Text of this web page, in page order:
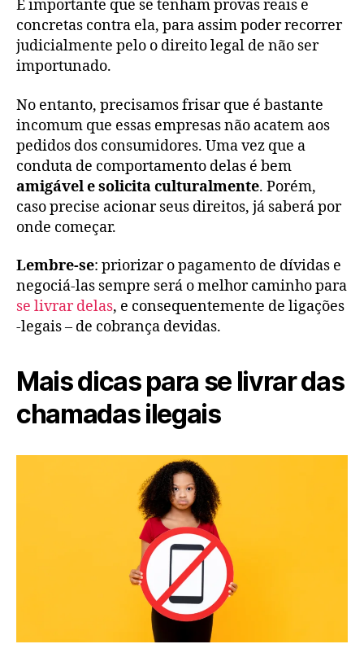
É importante que se tenham provas reais e
concretas contra ela, para assim poder recorrer
judicialmente pelo o direito legal de não ser
importunado.
No entanto, precisamos frisar que é bastante
incomum que essas empresas não acatem aos
pedidos dos consumidores. Uma vez que a
conduta de comportamento delas é bem
amigável e solicita culturalmente. Porém,
caso precise acionar seus direitos, já saberá por
onde começar.
Lembre-se: priorizar o pagamento de dívidas e
negociá-las sempre será o melhor caminho para
se livrar delas, e consequentemente de ligações
-legais – de cobrança devidas.
Mais dicas para se livrar das
chamadas ilegais